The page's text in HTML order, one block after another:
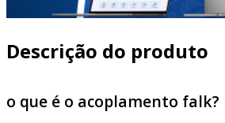
Descrição do produto
o que é o acoplamento falk?